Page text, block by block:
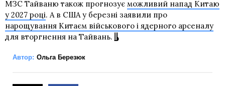
МЗС Тайваню також прогнозує можливий напад Китаю
у 2027 році. А в США у березні заявили про
нарощування Китаєм військового і ядерного арсеналу
для вторгнення на Тайвань.
Автор: Ольга Березюк